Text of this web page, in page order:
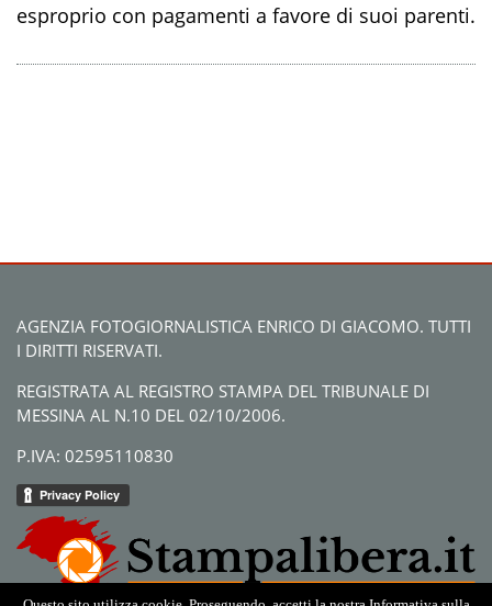
esproprio con pagamenti a favore di suoi parenti.
AGENZIA FOTOGIORNALISTICA ENRICO DI GIACOMO. TUTTI
I DIRITTI RISERVATI.
REGISTRATA AL REGISTRO STAMPA DEL TRIBUNALE DI
MESSINA AL N.10 DEL 02/10/2006.
P.IVA: 02595110830